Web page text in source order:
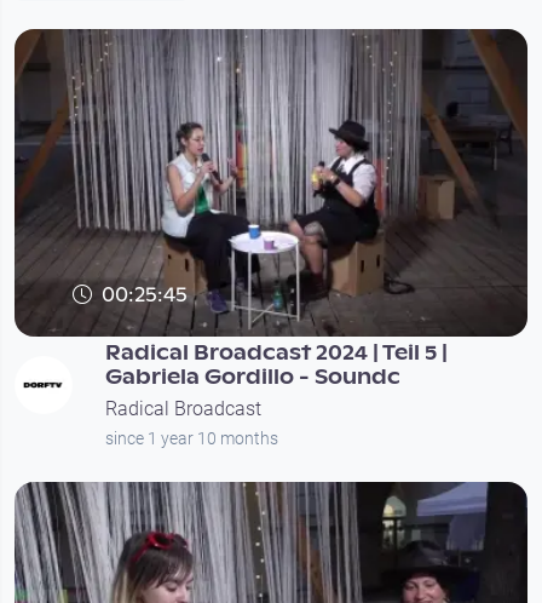
00:25:45
Radical Broadcast 2024 | Teil 5 |
Gabriela Gordillo - Soundc
Radical Broadcast
since 1 year 10 months